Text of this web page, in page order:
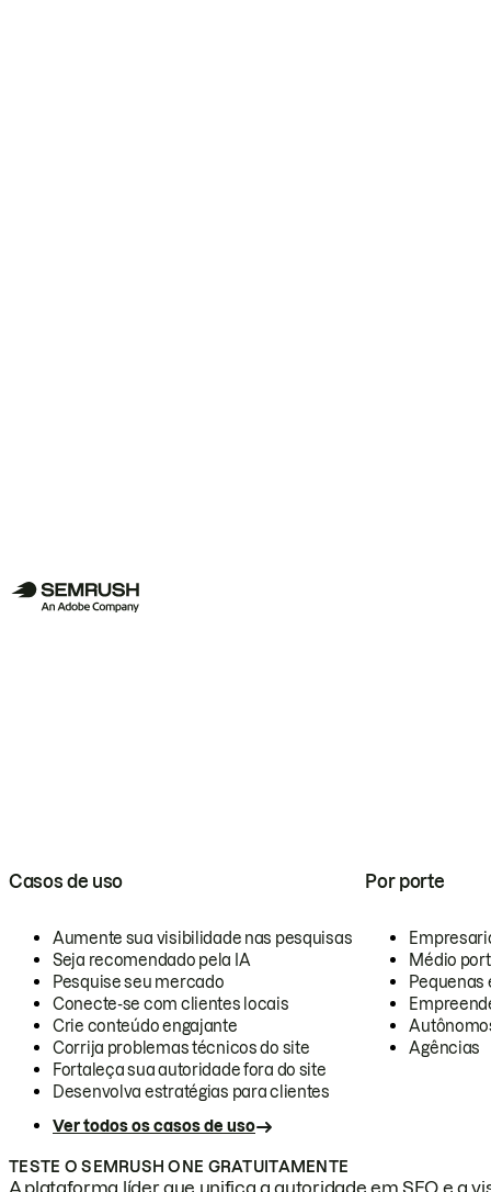
Casos de uso
Aumente sua visibilidade nas pesquisas
Seja recomendado pela IA
Pesquise seu mercado
Conecte-se com clientes locais
Crie conteúdo engajante
Corrija problemas técnicos do site
Fortaleça sua autoridade fora do site
Desenvolva estratégias para clientes
Ver todos os casos de uso
Por porte
Médio
Pequenas
Agências
TESTE O SEMRUSH ONE GRATUITAMENTE
A plataforma líder que unifica a autoridade em SEO e a